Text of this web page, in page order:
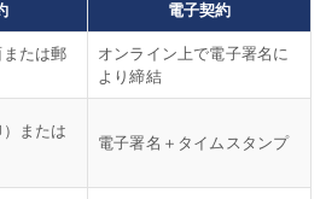
電子契約
たは郵
オンライン上で電子署名に
より締結
または
電子署名＋タイムスタンプ